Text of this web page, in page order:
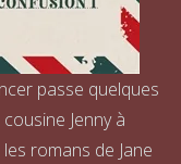
passe quelques
Jenny à
romans de Jane